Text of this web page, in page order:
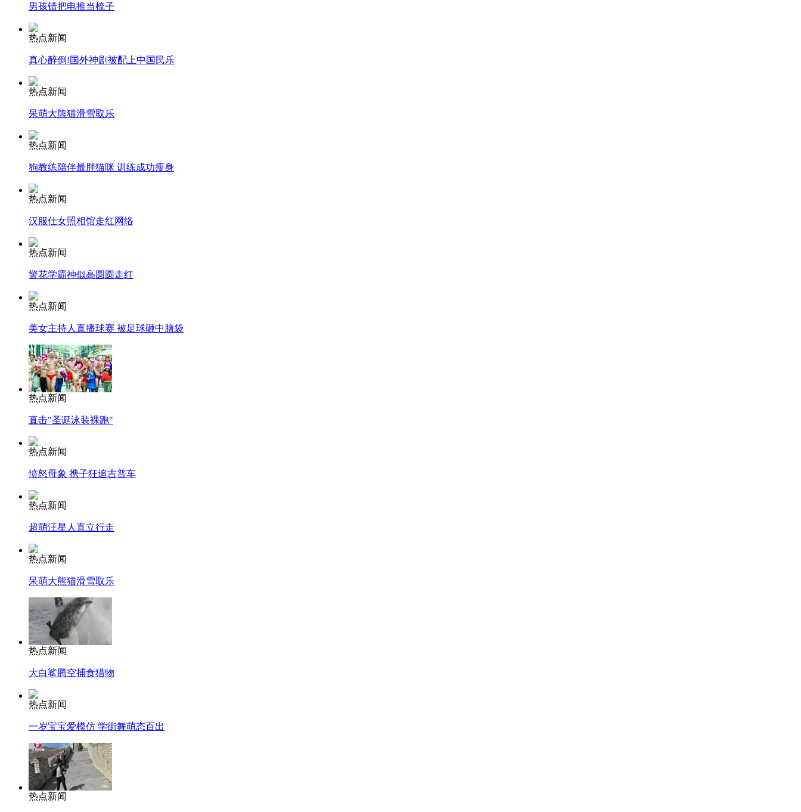
安徽一实载49人客车翻车
走！跟着总书记去植树
消防员救轻生者
纽约上演“枕头大战”
司机酒驾遇交警 急速倒车逃窜
男孩错把电推当梳子
热点新闻
真心醉倒!国外神剧被配上中国民乐
热点新闻
呆萌大熊猫滑雪取乐
热点新闻
狗教练陪伴最胖猫咪 训练成功瘦身
热点新闻
汉服仕女照相馆走红网络
热点新闻
警花学霸神似高圆圆走红
热点新闻
美女主持人直播球赛 被足球砸中脑袋
热点新闻
直击"圣诞泳装裸跑"
热点新闻
愤怒母象 携子狂追吉普车
热点新闻
超萌汪星人直立行走
热点新闻
呆萌大熊猫滑雪取乐
热点新闻
大白鲨腾空捕食猎物
热点新闻
一岁宝宝爱模仿 学街舞萌态百出
热点新闻